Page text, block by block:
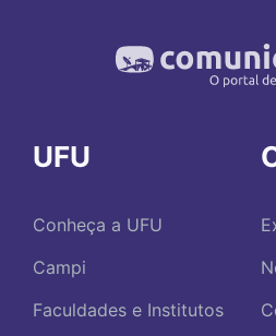
UFU
Conheça a UFU
Campi
Faculdades e Institutos